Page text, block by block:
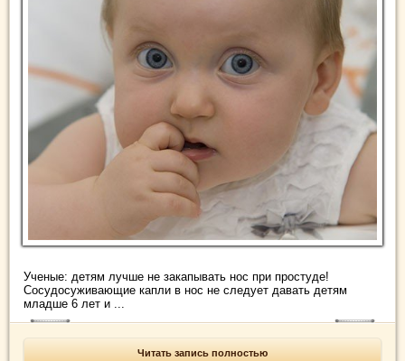
Ученые: детям лучше не закапывать нос при простуде!
Сосудосуживающие капли в нос не следует давать детям
младше 6 лет и ...
Читать запись полностью